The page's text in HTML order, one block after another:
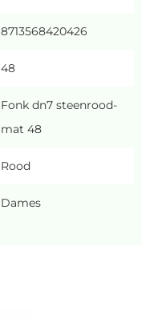
8713568420426
48
Fonk dn7 steenrood-
mat 48
Rood
Dames